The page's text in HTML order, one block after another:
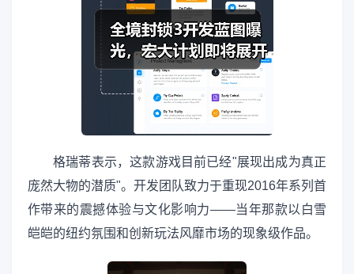
格瑞蒂表示，这款游戏目前已经"展现出成为真正
庞然大物的潜质"。开发团队致力于重现2016年系列首
作带来的震撼体验与文化影响力——当年那款以白雪
皑皑的纽约氛围和创新玩法风靡市场的现象级作品。